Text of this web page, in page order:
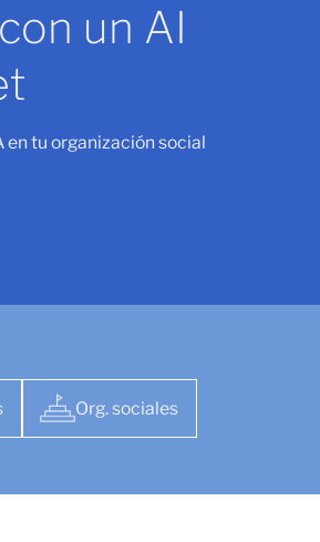
un AI
en tu organización social
Org. sociales